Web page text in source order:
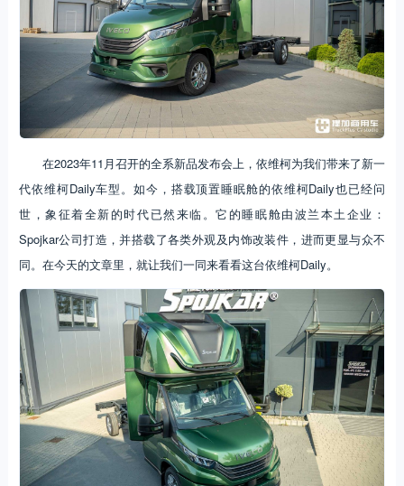
在2023年11月召开的全系新品发布会上，依维柯为我们带来了新一
代依维柯Daily车型。如今，搭载顶置睡眠舱的依维柯Daily也已经问
世，象征着全新的时代已然来临。它的睡眠舱由波兰本土企业：
Spojkar公司打造，并搭载了各类外观及内饰改装件，进而更显与众不
同。在今天的文章里，就让我们一同来看看这台依维柯Daily。